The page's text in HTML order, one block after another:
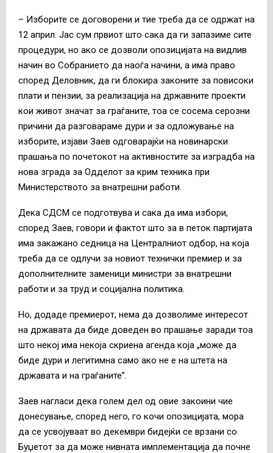
– Изборите се договорени и тие треба да се одржат на
12 април. Јас сум првиот што сака да ги запазиме сите
процедури, но ако се дозволи опозицијата на видлив
начин во Собранието да наоѓа начини, а има право
според Деловник, да ги блокира законите за повисоки
плати и пензии, за реализација на државните проекти
кои живот значат за граѓаните, тоа се сосема серозни
причини да разговараме дури и за одложување на
изборите, изјави Заев одговарајќи на новинарски
прашања по почетокот на активностите за изградба на
нова зграда за Одделот за крим техника при
Министерството за внатрешни работи.
Дека СДСМ се подготвува и сака да има избори,
според Заев, говори и фактот што за в петок партијата
има закажано седница на Централниот одбор, на која
треба да се одлучи за новиот технички премиер и за
дополнителните заменици министри за внатрешни
работи и за труд и социјална политика.
Но, додаде премиерот, нема да дозволиме интересот
на државата да биде доведен во прашање заради тоа
што некој има некоја скриена агенда која „може да
биде дури и легитимна само ако не е на штета на
државата и на граѓаните”.
Заев нагласи дека голем дел од овие закоини чие
донесување, според него, го кочи опозицијата, мора
да се усвојуваат во декември бидејќи се врзани со
Буџетот за да може нивната имплементација да почне